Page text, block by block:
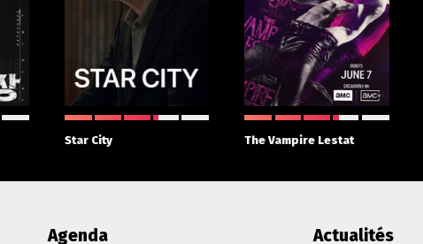
Star City The Vampire Lestat
Agenda Actualités